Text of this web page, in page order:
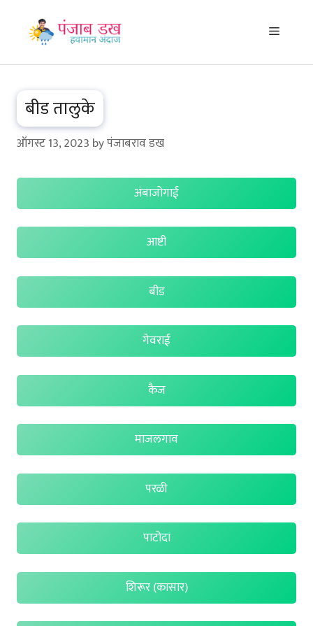
content
Menu
बीड तालुके
ऑगस्ट 13, 2023 byपंजाबराव डख
अंबाजोगाई
आष्टी
बीड
गेवराई
कैज
माजलगाव
परळी
पाटोदा
शिरूर (कासार)